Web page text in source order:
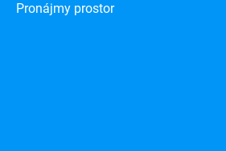
Pronájmy prostor